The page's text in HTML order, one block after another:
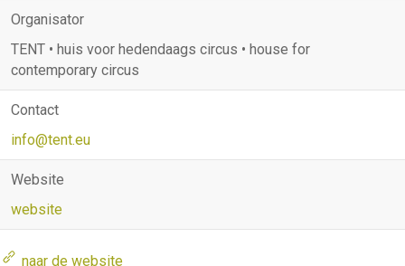
Organisator
TENT • huis voor hedendaags circus • house for
contemporary circus
Contact
info@tent.eu
Website
website
naar de website